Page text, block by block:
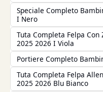
Speciale Completo
I Nero
Tuta Completa Felpa
2025 2026 I Viola
Portiere Completo
Tuta Completa Felpa
2025 2026 Blu Bianco